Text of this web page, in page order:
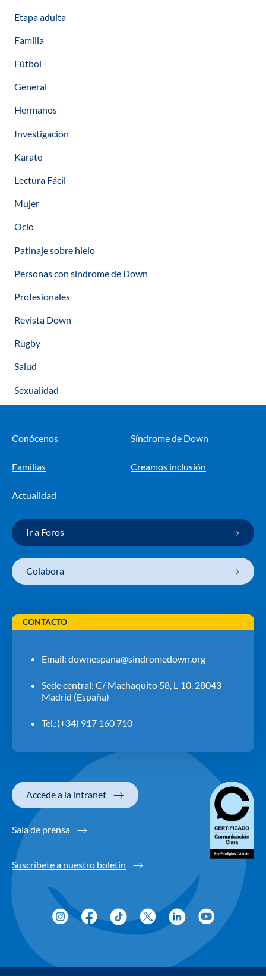
Etapa adulta
Familia
Fútbol
General
Hermanos
Investigación
Karate
Lectura Fácil
Mujer
Ocio
Patinaje sobre hielo
Personas con síndrome de Down
Profesionales
Revista Down
Rugby
Salud
Sexualidad
Conócenos Síndrome de Down
Familias Creamos inclusión
Actualidad
Ir a Foros
Colabora
CONTACTO
Email: downespana@sindromedown.org
Sede central: C/ Machaquito 58, L-10. 28043
Madrid (España)
Tel.:(+34) 917 160 710
Accede a la intranet
Sala de prensa
Suscríbete a nuestro boletín